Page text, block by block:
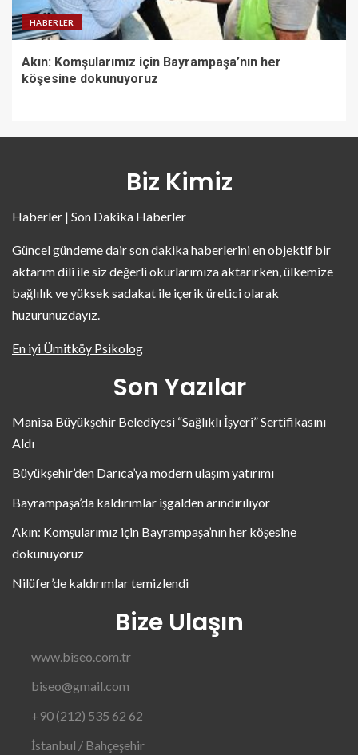
HABERLER
Akın: Komşularımız için Bayrampaşa’nın her
köşesine dokunuyoruz
Biz Kimiz
Haberler | Son Dakika Haberler
Güncel gündeme dair son dakika haberlerini en objektif bir
aktarım dili ile siz değerli okurlarımıza aktarırken, ülkemize
bağlılık ve yüksek sadakat ile içerik üretici olarak
huzurunuzdayız.
En iyi Ümitköy Psikolog
Son Yazılar
Manisa Büyükşehir Belediyesi “Sağlıklı İşyeri” Sertifikasını
Aldı
Büyükşehir’den Darıca’ya modern ulaşım yatırımı
Bayrampaşa’da kaldırımlar işgalden arındırılıyor
Akın: Komşularımız için Bayrampaşa’nın her köşesine
dokunuyoruz
Nilüfer’de kaldırımlar temizlendi
Bize Ulaşın
www.biseo.com.tr
biseo@gmail.com
+90 (212) 535 62 62
İstanbul / Bahçeşehir